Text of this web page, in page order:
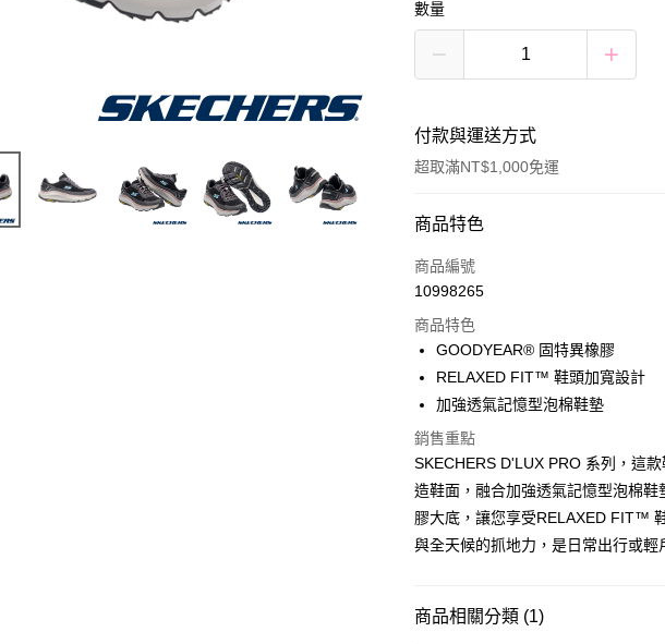
數量
付款與運送方式
超取滿NT$1,000免運
付款方式
信用卡一次付款
運送方式
全家取貨付款
每筆NT$60，滿NT$1,000(含以上)免
7-11取貨付款
每筆NT$60，滿NT$1,000(含以上)
宅配
商品特色
商品編號
10998265
商品特色
GOODYEAR® 固特異橡膠
RELAXED FIT™ 鞋頭加寬設計
加強透氣記憶型泡棉鞋墊
銷售重點
SKECHERS D'LUX PRO 系列，這
造鞋面，融合加強透氣記憶型泡棉
膠大底，讓您享受RELAXED FIT™
與全天候的抓地力，是日常出行或輕
商品相關分類 (1)